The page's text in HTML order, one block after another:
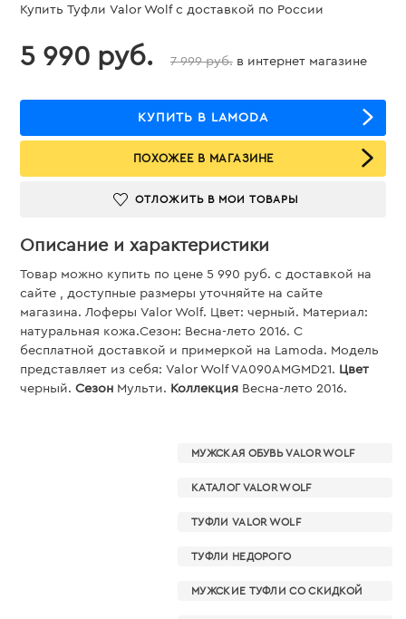
Купить Туфли Valor Wolf с доставкой по России
5 990 руб. 7 999 руб. в интернет магазине
КУПИТЬ В LAMODA
ПОХОЖЕЕ В МАГАЗИНЕ
ОТЛОЖИТЬ В МОИ ТОВАРЫ
Описание и характеристики
Товар можно купить по цене 5 990 руб. c доставкой на
сайте , доступные размеры уточняйте на сайте
магазина. Лоферы Valor Wolf. Цвет: черный. Материал:
натуральная кожа.Сезон: Весна-лето 2016. С
бесплатной доставкой и примеркой на Lamoda. Модель
представляет из себя: Valor Wolf VA090AMGMD21. Цвет
черный.Сезон Мульти. Коллекция Весна-лето 2016.
МУЖСКАЯ ОБУВЬ VALOR WOLF
КАТАЛОГ VALOR WOLF
ТУФЛИ VALOR WOLF
ТУФЛИ НЕДОРОГО
МУЖСКИЕ ТУФЛИ СО СКИДКОЙ